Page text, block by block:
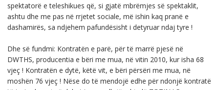
spektatorë e teleshikues që, si gjatë mbrëmjes së spektaklit,
ashtu dhe me pas në rrjetet sociale, më ishin kaq pranë e
dashamirës, sa ndjehem pafundësisht i detyruar ndaj tyre !
Dhe së fundmi: Kontratën e parë, për të marrë pjesë në
DWTHS, producentia e bëri me mua, në vitin 2010, kur isha 68
vjeç ! Kontratën e dytë, këtë vit, e bëri përsëri me mua, në
moshën 76 vjeç ! Nëse do të mendojë edhe për ndonjë kontratë